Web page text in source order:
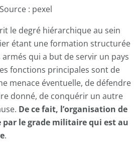
Source : pexel
le degré hiérarchique au sein
étant une formation structurée
armés qui a but de servir un pays
fonctions principales sont de
menace éventuelle, de défendre
donné, de conquérir un autre
De ce fait, l’organisation de
par le grade militaire qui est au
.